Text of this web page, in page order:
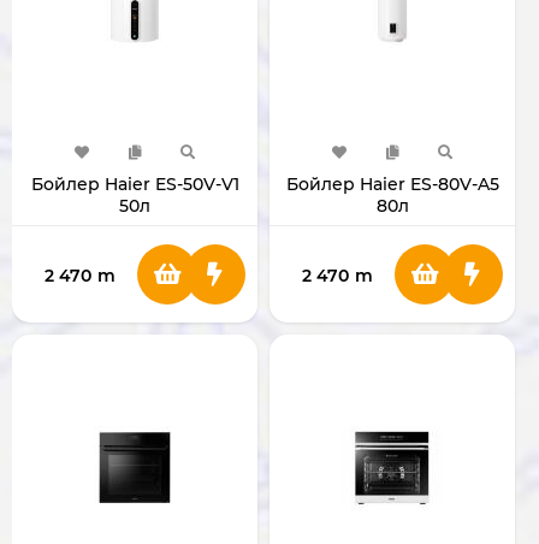
Бойлер Haier ES-50V-V1
50л
2 470 m
Бойлер Haier ES-80V-A5
80л
2 470 m